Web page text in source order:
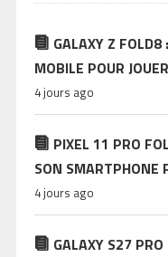
GALAXY Z
MOBILE POUR
4 jours ago
PIXEL 11 PRO
SON SMARTPHONE
4 jours ago
GALAXY S27